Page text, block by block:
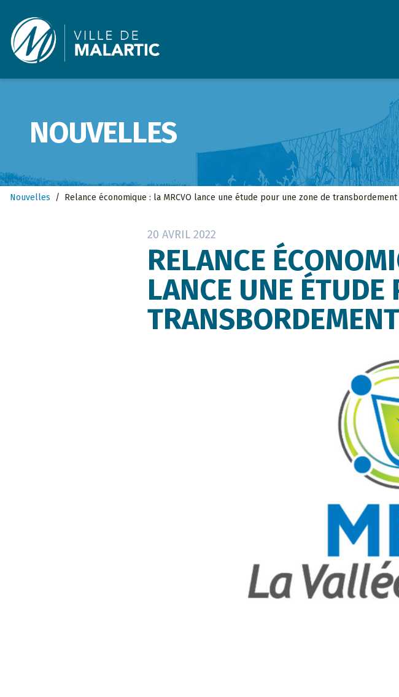
Ville de Malartic
NOUVELLES
Nouvelles / Relance économique : la MRCVO lance une étude pour une zone de
20 AVRIL 2022
RELANCE
LANCE UNE ÉTUDE